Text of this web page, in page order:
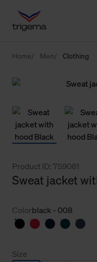
Home Men Clothing
Product ID: 759061
Sweat jacket
Colorblack - 008
Size